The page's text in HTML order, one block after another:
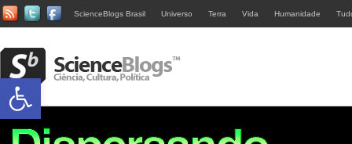
ScienceBlogs Brasil Universo Terra Vida Humanidade
Abrir a barra de ferramentas